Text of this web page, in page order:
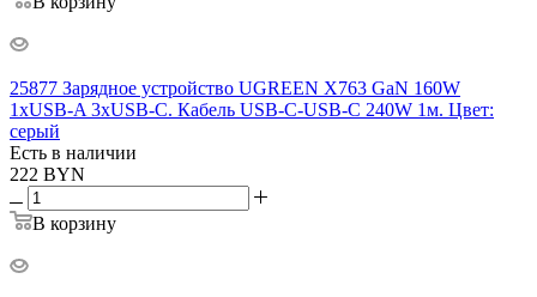
25877 Зарядное устройство UGREEN X763 GaN 160W
1xUSB-A 3xUSB-C. Кабель USB-C-USB-C 240W 1м. Цвет:
серый
Есть в наличии
222 BYN
В корзину